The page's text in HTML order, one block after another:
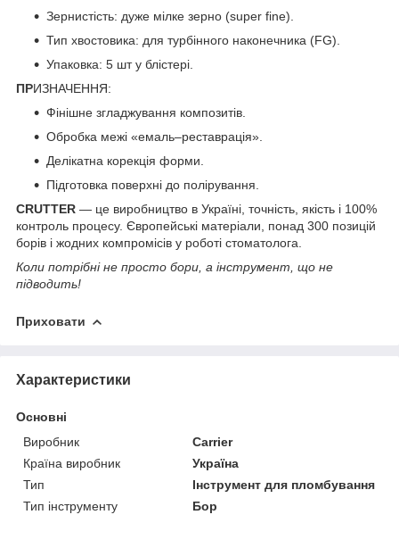
Зернистість: дуже мілке зерно (super fine).
Тип хвостовика: для турбінного наконечника (FG).
Упаковка: 5 шт у блістері.
ПРИЗНАЧЕННЯ:
Фінішне згладжування композитів.
Обробка межі «емаль–реставрація».
Делікатна корекція форми.
Підготовка поверхні до полірування.
CRUTTER — це виробництво в Україні, точність, якість і 100%
контроль процесу. Європейські матеріали, понад 300 позицій
борів і жодних компромісів у роботі стоматолога.
Коли потрібні не просто бори, а інструмент, що не
підводить!
Приховати
Характеристики
Основні
Виробник
Carrier
Країна виробник
Україна
Тип
Інструмент для пломбування
Тип інструменту
Бор